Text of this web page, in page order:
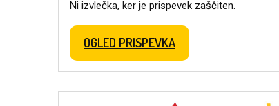
Ni izvlečka, ker je prispevek zaščiten.
OGLED PRISPEVKA